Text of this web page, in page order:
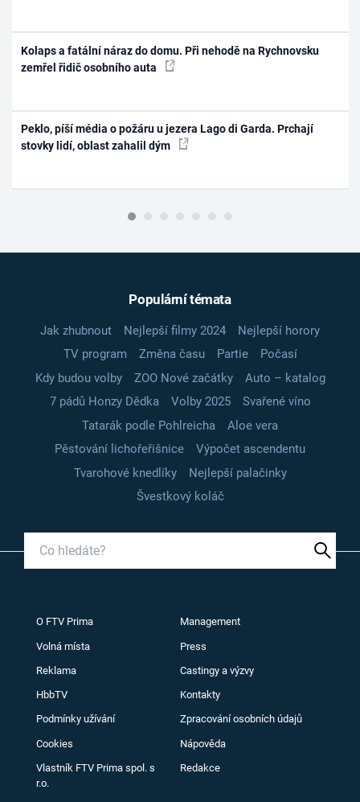
Kolaps a fatální náraz do domu. Při nehodě na Rychnovsku
zemřel řidič osobního auta
Peklo, píší média o požáru u jezera Lago di Garda. Prchají
stovky lidí, oblast zahalil dým
Populární témata
Jak zhubnout Nejlepší filmy 2024
Nejlepší horory
TV program
Změna času Partie
Počasí
Kdy budou volby
ZOO Nové začátky
Auto – katalog
7 pádů Honzy Dědka
Volby 2025
Svařené víno
Tatarák podle Pohlreicha
Aloe vera
Pěstování lichořeřišnice
Výpočet ascendentu
Tvarohové knedlíky
Nejlepší palačinky
Švestkový koláč
O FTV Prima Management
Volná místa Press
Reklama Castingy a výzvy
HbbTV Kontakty
Podmínky užívání Zpracování osobních údajů
Cookies Nápověda
Vlastník FTV Prima spol. s
r.o.
Redakce